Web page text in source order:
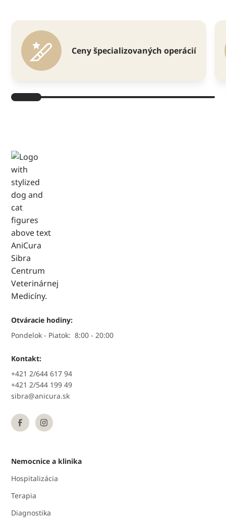
Ceny špecializovaných operácií
Otváracie hodiny:
Pondelok - Piatok: 8:00 - 20:00
Kontakt:
+421 2/644 617 94
+421 2/544 199 49
sibra@anicura.sk
Nemocnice a klinika
Hospitalizácia
Terapia
Diagnostika